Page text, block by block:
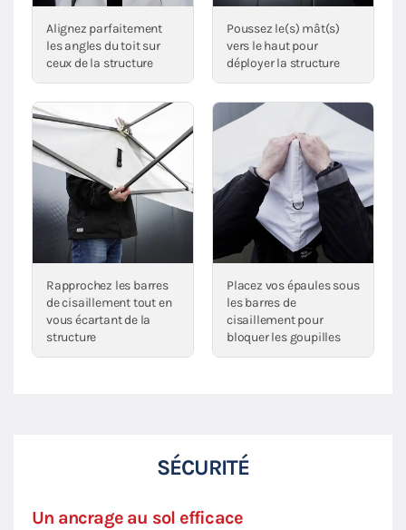
Alignez parfaitement
les angles du toit sur
ceux de la structure
Poussez le(s) mât(s)
vers le haut pour
déployer la structure
Rapprochez les barres
de cisaillement tout en
vous écartant de la
structure
Placez vos épaules sous
les barres de
cisaillement pour
bloquer les goupilles
SÉCURITÉ
Un ancrage au sol efficace